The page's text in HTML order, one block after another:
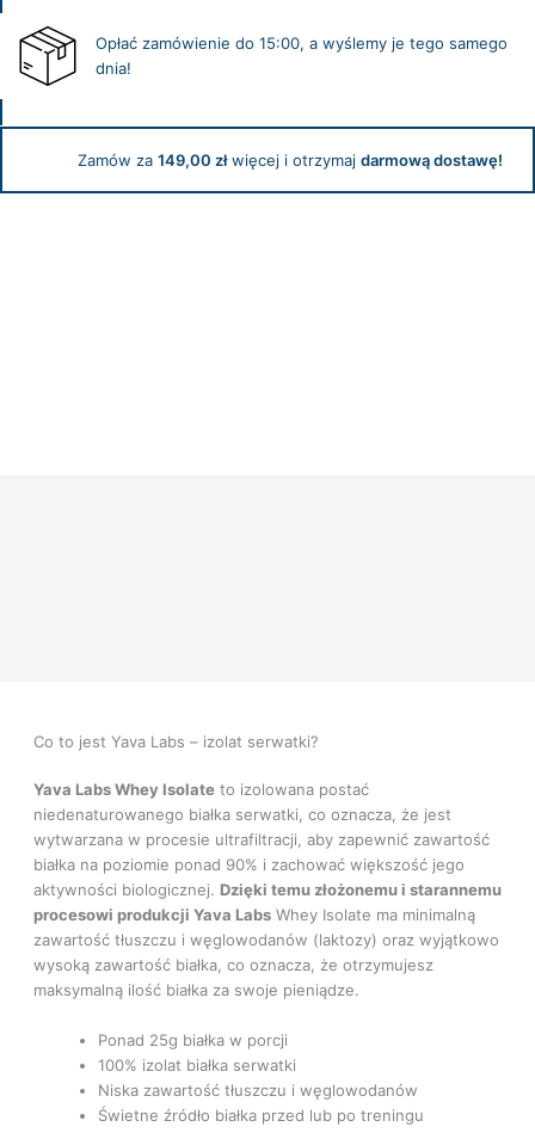
serwatkowego
Pure
ISO
–
Opłać zamówienie do 15:00, a wyślemy je tego samego
dnia!
Zamów za 149,00 złwięcej i otrzymaj darmową dostawę!
Co to jest Yava Labs – izolat serwatki?
Yava LabsWhey Isolate to izolowana postać
niedenaturowanego białka serwatki, co oznacza, że jest
wytwarzana w procesie ultrafiltracji, aby zapewnić zawartość
białka na poziomie ponad 90% i zachować większość jego
aktywności biologicznej. Dzięki temu złożonemu i starannemu
procesowi produkcji Yava Labs Whey Isolate ma minimalną
zawartość tłuszczu i węglowodanów (laktozy) oraz wyjątkowo
wysoką zawartość białka, co oznacza, że otrzymujesz
maksymalną ilość białka za swoje pieniądze.
Ponad 25g białka w porcji
100% izolat białka serwatki
Niska zawartość tłuszczu i węglowodanów
Świetne źródło białka przed lub po treningu